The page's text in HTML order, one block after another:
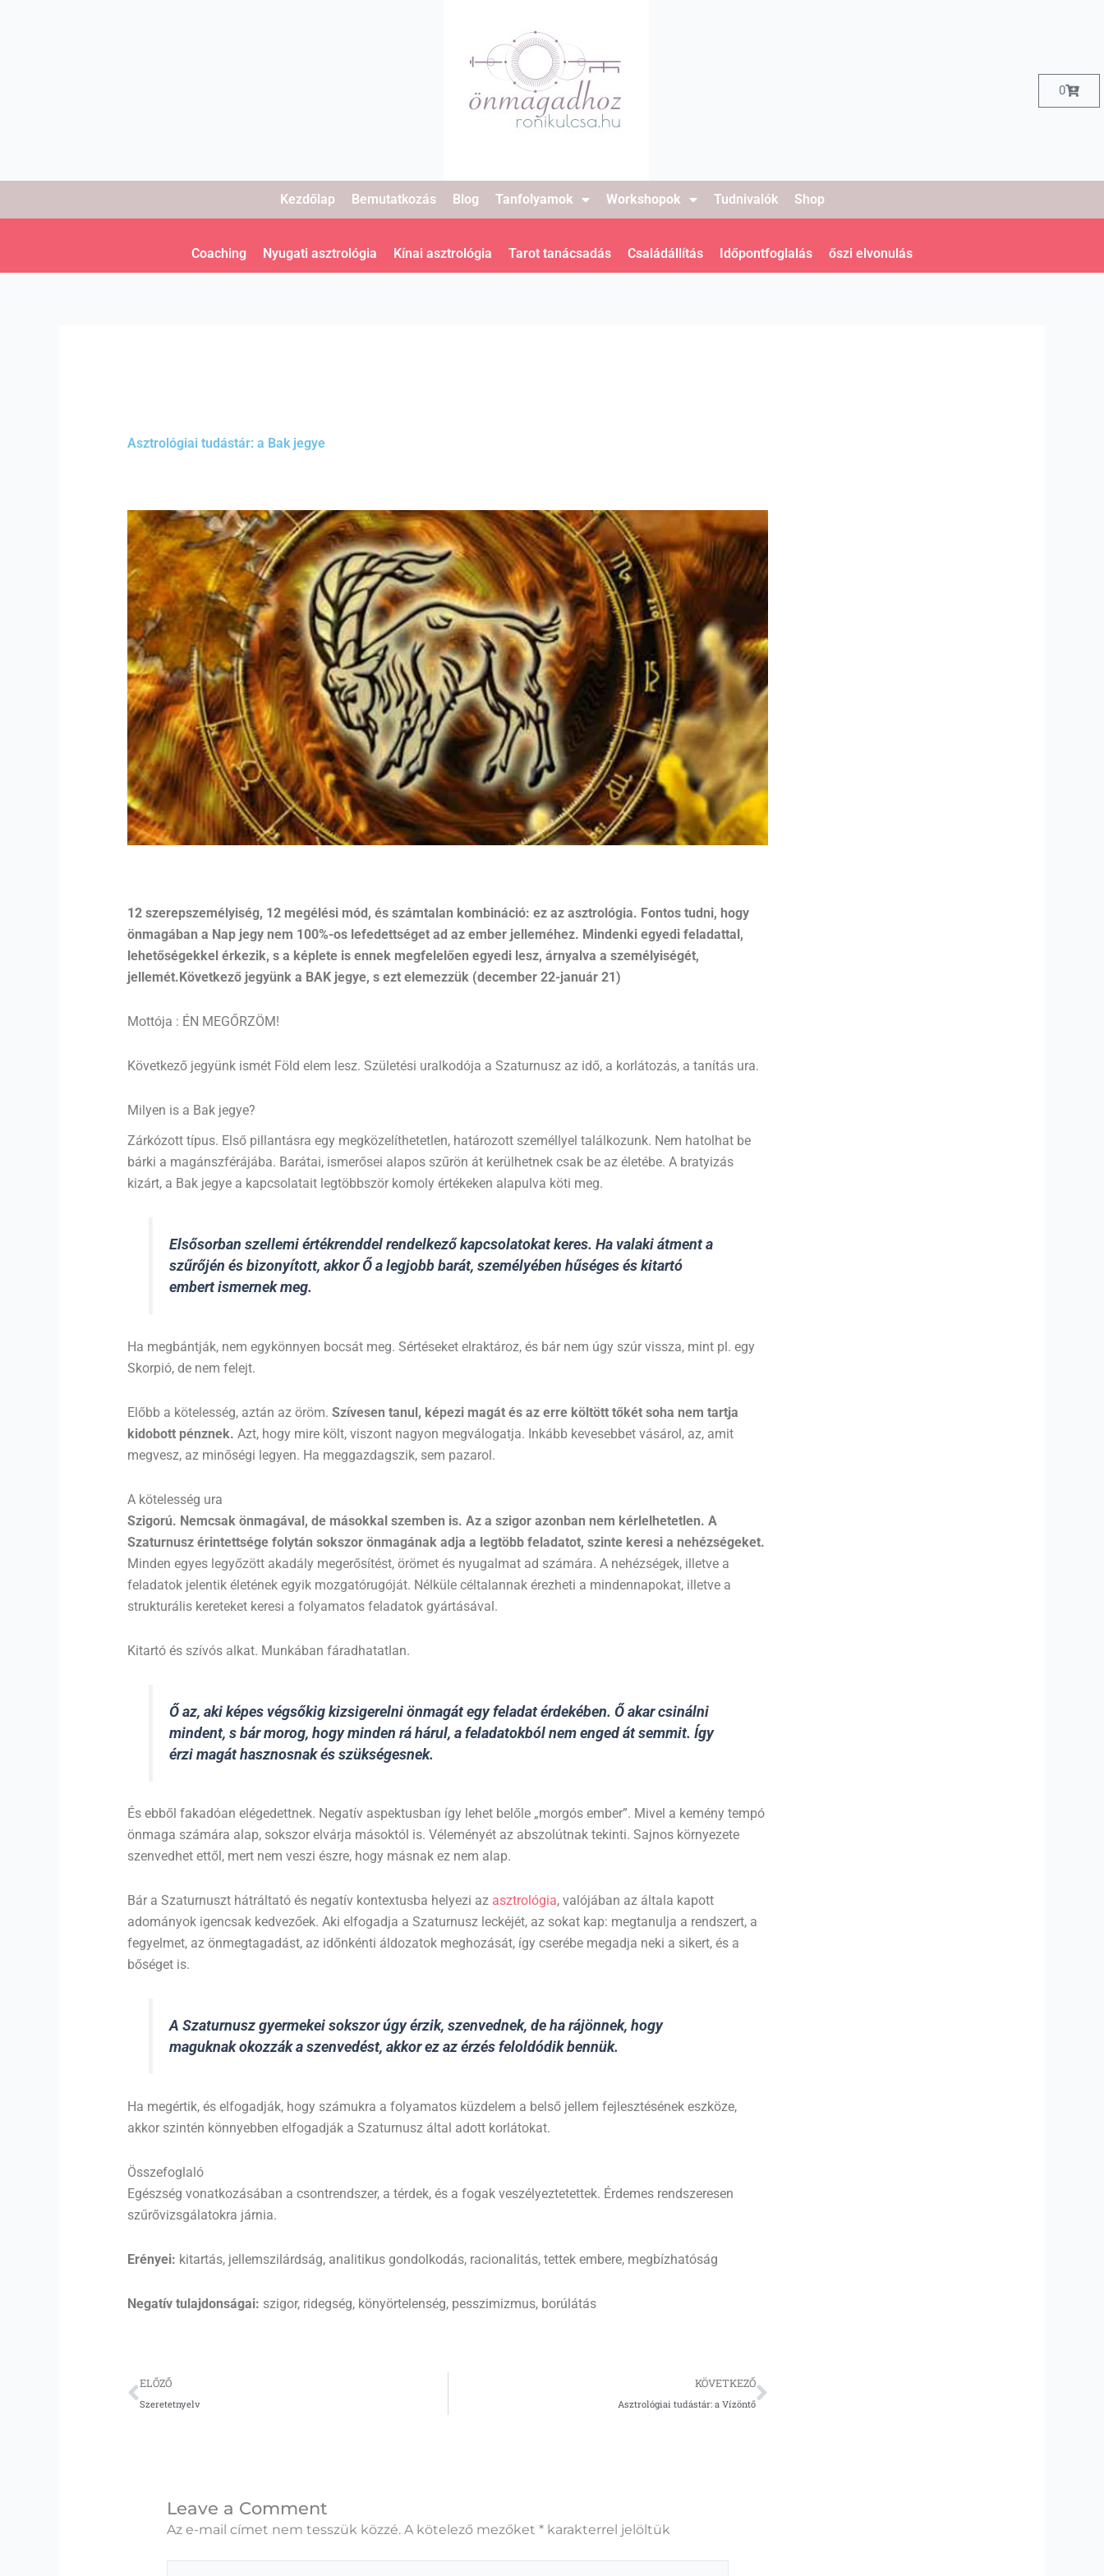
0
Kosár
Kezdőlap Bemutatkozás Blog Tanfolyamok Workshopok Tudnivalók Shop
Coaching Nyugati asztrológia Kínai asztrológia Tarot tanácsadás Családállítás Időpontfoglalás őszi elvonulás
Asztrológiai tudástár: a Bak jegye
12 szerepszemélyiség, 12 megélési mód, és számtalan kombináció: ez az asztrológia. Fontos tudni, hogy
önmagában a Nap jegy nem 100%-os lefedettséget ad az ember jelleméhez. Mindenki egyedi feladattal,
lehetőségekkel érkezik, s a képlete is ennek megfelelően egyedi lesz, árnyalva a személyiségét,
jellemét.Következő jegyünk a BAK jegye, s ezt elemezzük (december 22-január 21)
Mottója : ÉN MEGŐRZÖM!
Következő jegyünk ismét Föld elem lesz. Születési uralkodója a Szaturnusz az idő, a korlátozás, a tanítás ura.
Milyen is a Bak jegye?
Zárkózott típus. Első pillantásra egy megközelíthetetlen, határozott személlyel találkozunk. Nem hatolhat be
bárki a magánszférájába. Barátai, ismerősei alapos szűrön át kerülhetnek csak be az életébe. A bratyizás
kizárt, a Bak jegye a kapcsolatait legtöbbször komoly értékeken alapulva köti meg.
Elsősorban szellemi értékrenddel rendelkező kapcsolatokat keres. Ha valaki átment a
szűrőjén és bizonyított, akkor Ő a legjobb barát, személyében hűséges és kitartó
embert ismernek meg.
Ha megbántják, nem egykönnyen bocsát meg. Sértéseket elraktároz, és bár nem úgy szúr vissza, mint pl. egy
Skorpió, de nem felejt.
Előbb a kötelesség, aztán az öröm. Szívesen tanul, képezi magát és az erre költött tőkét soha nem tartja
kidobott pénznek. Azt, hogy mire költ, viszont nagyon megválogatja. Inkább kevesebbet vásárol, az, amit
megvesz, az minőségi legyen. Ha meggazdagszik, sem pazarol.
A kötelesség ura
Szigorú. Nemcsak önmagával, de másokkal szemben is. Az a szigor azonban nem kérlelhetetlen. A
Szaturnusz érintettsége folytán sokszor önmagának adja a legtöbb feladatot, szinte keresi a nehézségeket.
Minden egyes legyőzött akadály megerősítést, örömet és nyugalmat ad számára. A nehézségek, illetve a
feladatok jelentik életének egyik mozgatórugóját. Nélküle céltalannak érezheti a mindennapokat, illetve a
strukturális kereteket keresi a folyamatos feladatok gyártásával.
Kitartó és szívós alkat. Munkában fáradhatatlan.
Ő az, aki képes végsőkig kizsigerelni önmagát egy feladat érdekében. Ő akar csinálni
mindent, s bár morog, hogy minden rá hárul, a feladatokból nem enged át semmit. Így
érzi magát hasznosnak és szükségesnek.
És ebből fakadóan elégedettnek. Negatív aspektusban így lehet belőle „morgós ember”. Mivel a kemény tempó
önmaga számára alap, sokszor elvárja másoktól is. Véleményét az abszolútnak tekinti. Sajnos környezete
szenvedhet ettől, mert nem veszi észre, hogy másnak ez nem alap.
Bár a Szaturnuszt hátráltató és negatív kontextusba helyezi az asztrológia, valójában az általa kapott
adományok igencsak kedvezőek. Aki elfogadja a Szaturnusz leckéjét, az sokat kap: megtanulja a rendszert, a
fegyelmet, az önmegtagadást, az időnkénti áldozatok meghozását, így cserébe megadja neki a sikert, és a
bőséget is.
A Szaturnusz gyermekei sokszor úgy érzik, szenvednek, de ha rájönnek, hogy
maguknak okozzák a szenvedést, akkor ez az érzés feloldódik bennük.
Ha megértik, és elfogadják, hogy számukra a folyamatos küzdelem a belső jellem fejlesztésének eszköze,
akkor szintén könnyebben elfogadják a Szaturnusz által adott korlátokat.
Összefoglaló
Egészség vonatkozásában a csontrendszer, a térdek, és a fogak veszélyeztetettek. Érdemes rendszeresen
szűrővizsgálatokra járnia.
Erényei: kitartás, jellemszilárdság, analitikus gondolkodás, racionalitás, tettek embere, megbízhatóság
Negatív tulajdonságai: szigor, ridegség, könyörtelenség, pesszimizmus, borúlátás
Előző
ELŐZŐ
Szeretetnyelv
KÖVETKEZŐ
Asztrológiai tudástár: a Vízöntő
Következő
Leave a Comment
Az e-mail címet nem tesszük közzé. A kötelező mezőket * karakterrel jelöltük